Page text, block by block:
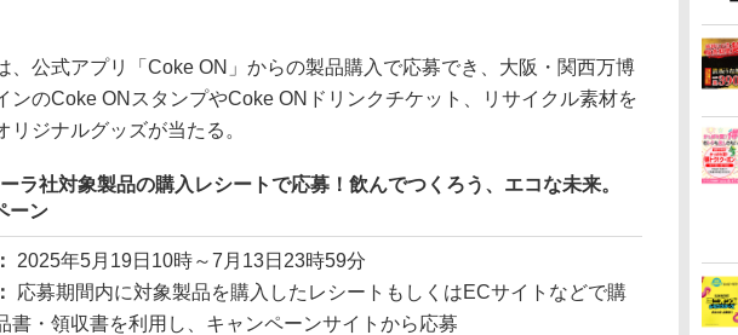
公式アプリ「Coke ON」からの製品購入で応募でき、大阪・関西万博
ンのCoke ONスタンプやCoke ONドリンクチケット、リサイクル素材を
リジナルグッズが当たる。
ラ社対象製品の購入レシートで応募！飲んでつくろう、エコな未来。
ーン
2025年5月19日10時～7月13日23時59分
応募期間内に対象製品を購入したレシートもしくはECサイトなどで購
書・領収書を利用し、キャンペーンサイトから応募